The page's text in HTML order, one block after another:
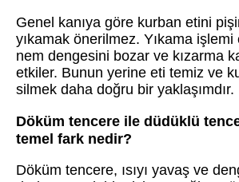
Genel kanıya göre kurban etini
yıkamak önerilmez. Yıkama
nem dengesini bozar ve kızarma
etkiler. Bunun yerine eti temiz ve
silmek daha doğru bir yaklaşımdır.
Döküm tencere ile düdüklü
temel fark nedir?
Döküm tencere, ısıyı yavaş ve